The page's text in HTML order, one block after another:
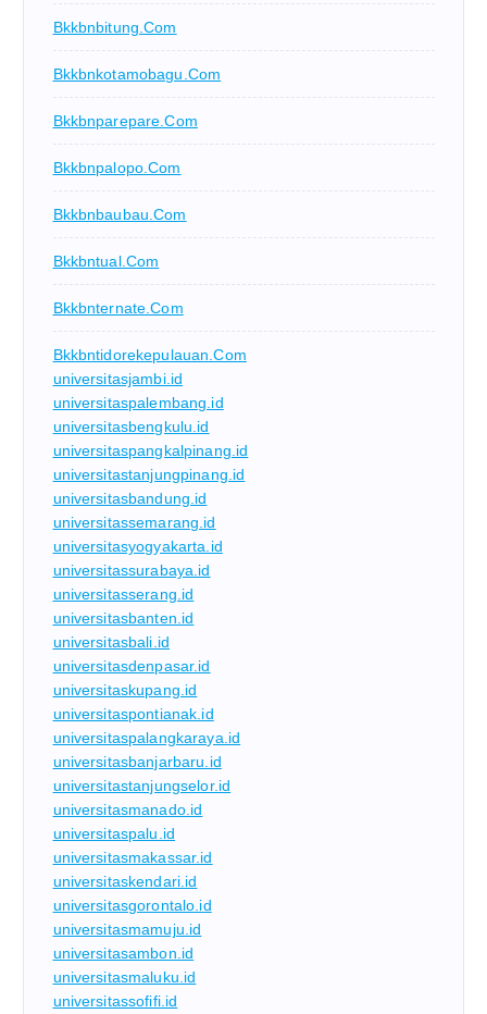
Bkkbnbitung.com
Bkkbnkotamobagu.com
Bkkbnparepare.com
Bkkbnpalopo.com
Bkkbnbaubau.com
Bkkbntual.com
Bkkbnternate.com
Bkkbntidorekepulauan.com
universitasjambi.id
universitaspalembang.id
universitasbengkulu.id
universitaspangkalpinang.id
universitastanjungpinang.id
universitasbandung.id
universitassemarang.id
universitasyogyakarta.id
universitassurabaya.id
universitasserang.id
universitasbanten.id
universitasbali.id
universitasdenpasar.id
universitaskupang.id
universitaspontianak.id
universitaspalangkaraya.id
universitasbanjarbaru.id
universitastanjungselor.id
universitasmanado.id
universitaspalu.id
universitasmakassar.id
universitaskendari.id
universitasgorontalo.id
universitasmamuju.id
universitasambon.id
universitasmaluku.id
universitassofifi.id